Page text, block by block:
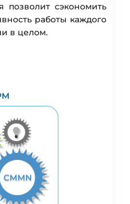
позволит сэкономить
работы каждого
в целом.